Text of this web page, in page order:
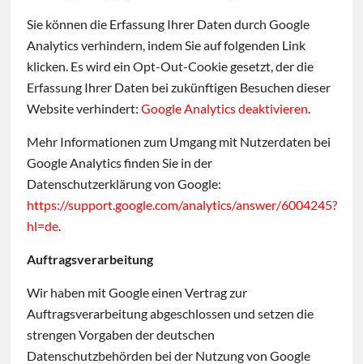
Sie können die Erfassung Ihrer Daten durch Google
Analytics verhindern, indem Sie auf folgenden Link
klicken. Es wird ein Opt-Out-Cookie gesetzt, der die
Erfassung Ihrer Daten bei zukünftigen Besuchen dieser
Website verhindert:Google Analytics deaktivieren.
Mehr Informationen zum Umgang mit Nutzerdaten bei
Google Analytics finden Sie in der
Datenschutzerklärung von Google:
https://support.google.com/analytics/answer/6004245?
hl=de.
Auftragsverarbeitung
Wir haben mit Google einen Vertrag zur
Auftragsverarbeitung abgeschlossen und setzen die
strengen Vorgaben der deutschen
Datenschutzbehörden bei der Nutzung von Google